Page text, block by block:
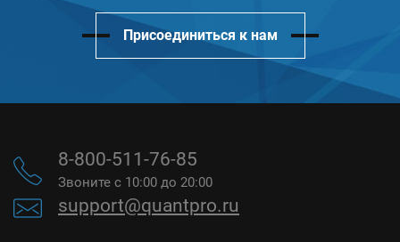
Присоединиться к нам
8-800-511-76-85
Звоните с 10:00 до 20:00
support@quantpro.ru